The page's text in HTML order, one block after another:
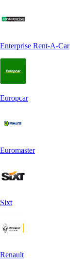
Enterprise Rent-A-Car
Europcar
Euromaster
Sixt
Renault